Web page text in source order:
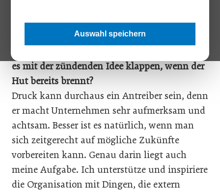
Auswahl speichern
wirtschaftlicher Druck bringen aktuell viele
Unternehmen unter Zugzwang. Innovationen
es mit der zündenden Idee klappen, wenn der
Hut bereits brennt?
Druck kann durchaus ein Antreiber sein, denn
er macht Unternehmen sehr aufmerksam und
achtsam. Besser ist es natürlich, wenn man
sich zeitgerecht auf mögliche Zukünfte
vorbereiten kann. Genau darin liegt auch
meine Aufgabe. Ich unterstütze und inspiriere
die Organisation mit Dingen, die extern